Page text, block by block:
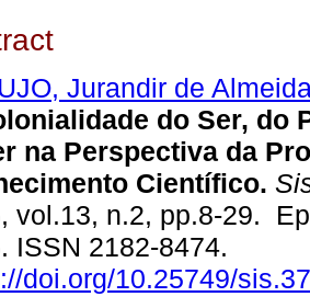
Jurandir de
do Ser, do
na Perspectiva da
Científico.
vol.13, n.2, pp.8-29.
ISSN 2182-8474.
doi.org/10.25749/